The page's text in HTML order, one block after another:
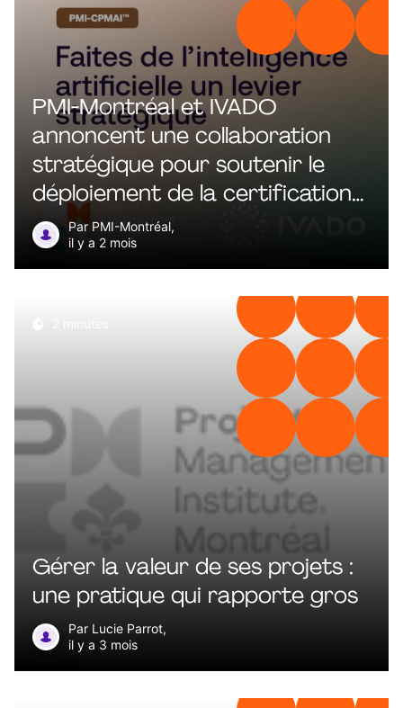
PMI‑Montréal et IVADO
annoncent une collaboration
stratégique pour soutenir le
déploiement de la certification
PMI-CPMAI® au Québec
Par PMI-Montréal,
il y a 2 mois
Gérer la valeur de ses projets :
une pratique qui rapporte gros
Par Lucie Parrot,
il y a 3 mois